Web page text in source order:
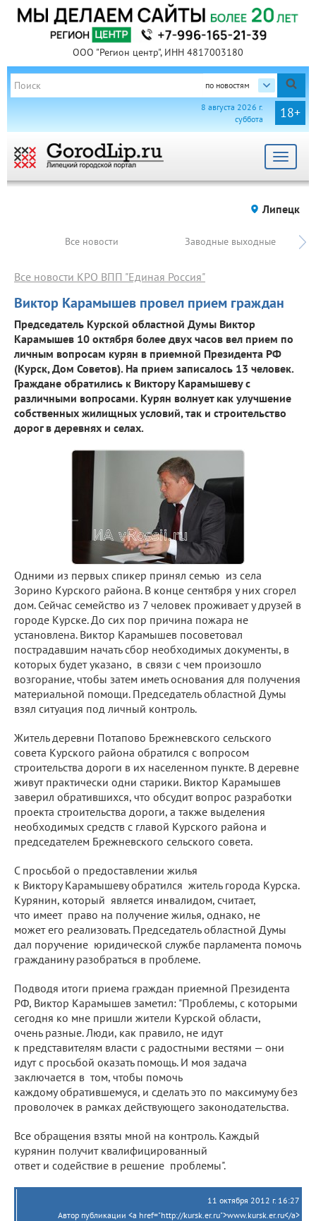
ООО "Регион центр", ИНН 4817003180
по новостям
18+
8 августа 2026 г.
суббота
Toggle
Липецк
Все новости Заводные выходные
Виктор Карамышев провел прием граждан
Все новости КРО ВПП "Единая Россия"
Председатель Курской областной Думы Виктор
Карамышев 10 октября более двух часов вел прием по
личным вопросам курян в приемной Президента РФ
(Курск, Дом Советов). На прием записалось 13 человек.
Граждане обратились к Виктору Карамышеву с
различными вопросами. Курян волнует как улучшение
собственных жилищных условий, так и строительство
дорог в деревнях и селах.
Одними из первых спикер принял семью из села
Зорино Курского района. В конце сентября у них сгорел
дом. Сейчас семейство из 7 человек проживает у друзей в
городе Курске. До сих пор причина пожара не
установлена. Виктор Карамышев посоветовал
пострадавшим начать сбор необходимых документы, в
которых будет указано, в связи с чем произошло
возгорание, чтобы затем иметь основания для получения
материальной помощи. Председатель областной Думы
взял ситуация под личный контроль.
Житель деревни Потапово Брежневского сельского
совета Курского района обратился с вопросом
строительства дороги в их населенном пункте. В деревне
живут практически одни старики. Виктор Карамышев
заверил обратившихся, что обсудит вопрос разработки
проекта строительства дороги, а также выделения
необходимых средств с главой Курского района и
председателем Брежневского сельского совета.
С просьбой о предоставлении жилья
к Виктору Карамышеву обратился житель города Курска.
Курянин, который является инвалидом, считает,
что имеет право на получение жилья, однако, не
может его реализовать. Председатель областной Думы
дал поручение юридической службе парламента помочь
гражданину разобраться в проблеме.
Подводя итоги приема граждан приемной Президента
РФ, Виктор Карамышев заметил: "Проблемы, с которыми
сегодня ко мне пришли жители Курской области,
очень разные. Люди, как правило, не идут
к представителям власти с радостными вестями — они
идут с просьбой оказать помощь. И моя задача
заключается в том, чтобы помочь
каждому обратившемуся, и сделать это по максимуму без
проволочек в рамках действующего законодательства.
Все обращения взяты мной на контроль. Каждый
курянин получит квалифицированный
ответ и содействие в решение проблемы".
11 октября 2012 г. 16:27
Автор публикации <a href="http://kursk.er.ru">www.kursk.er.ru</a>